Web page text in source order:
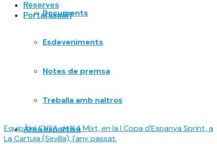
Reserves
Portal usuari
Documents
Esdeveniments
Notes de premsa
Treballa amb naltros
Àrea esportiva
Equip del CNSA de K4 Mixt, en la I Copa d'Espanya Sprint, a
La Cartuja (Sevilla), l'any passat.